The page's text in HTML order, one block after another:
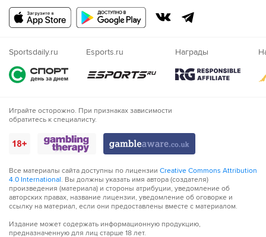
Русский
Nigeria
Sportsdaily.ru Esports.ru Награды
Играйте осторожно. При признаках зависимости
обратитесь к специалисту.
Все материалы сайта доступны по лицензии Creative Commons Attribution
4.0 International. Вы должны указать имя автора (создателя)
произведения (материала) и стороны атрибуции, уведомление об
авторских правах, название лицензии, уведомление об оговорке и
ссылку на материал, если они предоставлены вместе с материалом.
Издание может содержать информационную продукцию,
предназначенную для лиц старше 18 лет.